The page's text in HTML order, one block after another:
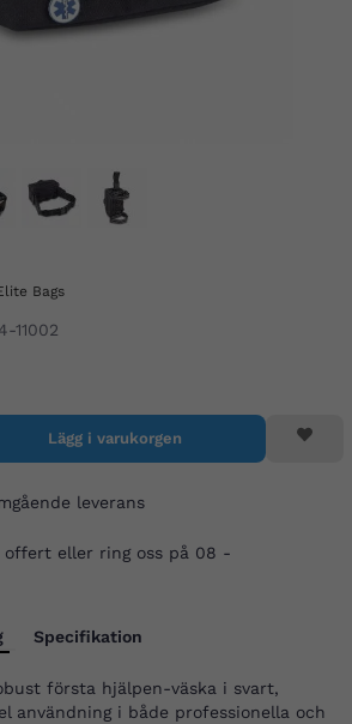
Bags
11002
Lägg i varukorgen
leverans
offert eller ring oss på 08 -
Specifikation
första hjälpen-väska i svart,
användning i både professionella och